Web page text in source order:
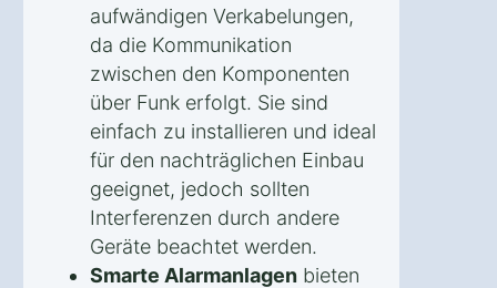
aufwändigen Verkabelungen,
da die Kommunikation
zwischen den Komponenten
über Funk erfolgt. Sie sind
einfach zu installieren und ideal
für den nachträglichen Einbau
geeignet, jedoch sollten
Interferenzen durch andere
Geräte beachtet werden.
Smarte Alarmanlagen bieten